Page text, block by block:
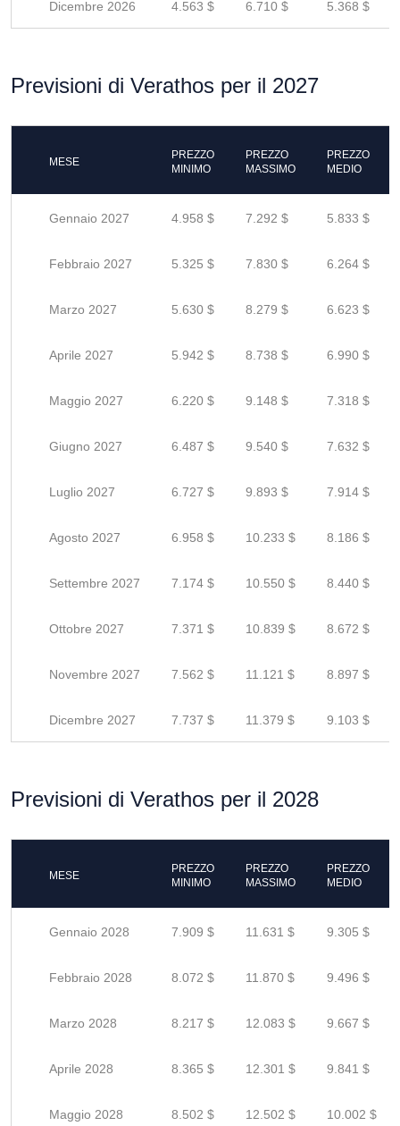
Dicembre 2026 4.563 $ 6.710 $ 5.368 $
Previsioni di Verathos per il 2027
MESE
PREZZO
MINIMO
PREZZO
MASSIMO
PREZZO
MEDIO
Gennaio 2027 4.958 $ 7.292 $ 5.833 $
Febbraio 2027 5.325 $ 7.830 $ 6.264 $
Marzo 2027 5.630 $ 8.279 $ 6.623 $
Aprile 2027 5.942 $ 8.738 $ 6.990 $
Maggio 2027 6.220 $ 9.148 $ 7.318 $
Giugno 2027 6.487 $ 9.540 $ 7.632 $
Luglio 2027 6.727 $ 9.893 $ 7.914 $
Agosto 2027 6.958 $ 10.233 $ 8.186 $
Settembre 2027 7.174 $ 10.550 $ 8.440 $
Ottobre 2027 7.371 $ 10.839 $ 8.672 $
Novembre 2027 7.562 $ 11.121 $ 8.897 $
Dicembre 2027 7.737 $ 11.379 $ 9.103 $
Previsioni di Verathos per il 2028
MESE
PREZZO
MINIMO
PREZZO
MASSIMO
PREZZO
MEDIO
Gennaio 2028 7.909 $ 11.631 $ 9.305 $
Febbraio 2028 8.072 $ 11.870 $ 9.496 $
Marzo 2028 8.217 $ 12.083 $ 9.667 $
Aprile 2028 8.365 $ 12.301 $ 9.841 $
Maggio 2028 8.502 $ 12.502 $ 10.002 $